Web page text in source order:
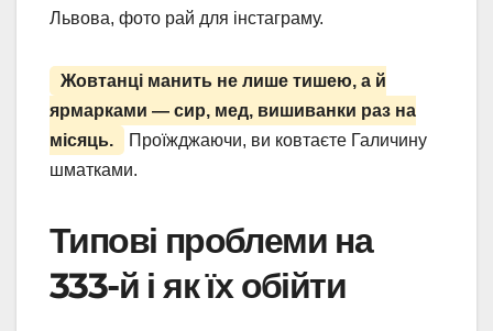
Львова, фото рай для інстаграму.
Жовтанці манить не лише тишею, а й
ярмарками — сир, мед, вишиванки раз на
місяць.
Проїжджаючи, ви ковтаєте Галичину
шматками.
Типові проблеми на
333-й і як їх обійти